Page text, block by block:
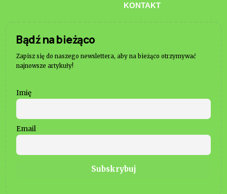
KONTAKT
Bądź na bieżąco
Zapisz się do naszego newslettera, aby na bieżąco otrzymywać
najnowsze artykuły!
Imię
Email